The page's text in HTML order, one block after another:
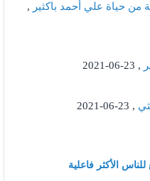
حياة علي أحمد باكثير ,
, 23-06-2021
, 23-06-2021
الأكثر فاعلية